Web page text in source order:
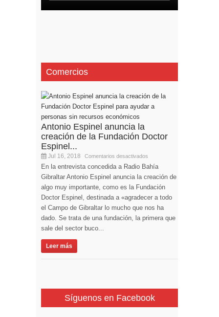
Comercios
Antonio Espinel anuncia la
creación de la Fundación Doctor
Espinel...
Jul 16, 2018 Comentarios desactivados
En la entrevista concedida a Radio Bahía
Gibraltar Antonio Espinel anuncia la creación de
algo muy importante, como es la Fundación
Doctor Espinel, destinada a «agradecer a todo
el Campo de Gibraltar lo mucho que nos ha
dado. Se trata de una fundación, la primera que
sale del sector buco...
Leer más
Síguenos en Facebook